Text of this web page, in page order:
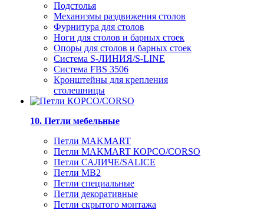
Подстолья
Механизмы раздвижения столов
Фурнитура для столов
Ноги для столов и барных стоек
Опоры для столов и барных стоек
Система S-ЛИНИЯ/S-LINE
Система FBS 3506
Кронштейны для крепления
столешницы
10. Петли мебельные
Петли MAKMART
Петли MAKMART КОРСО/CORSO
Петли САЛИЧЕ/SALICE
Петли MB2
Петли специальные
Петли декоративные
Петли скрытого монтажа